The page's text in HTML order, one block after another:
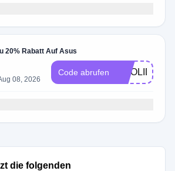
20% Rabatt Auf Asus
08, 2026
Code abrufen
die folgenden